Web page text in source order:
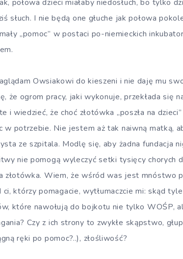
połowa dzieci miałaby niedosłuch, bo tylko
słuch. I nie będą one głuche jak połowa
„pomoc” w postaci po-niemieckich
Owsiakowi do kieszeni i nie daję mu
że ogrom pracy, jaki wykonuje, przekłada się
i wiedzieć, że choć złotówka „poszła na
w potrzebie. Nie jestem aż tak naiwną matką,
ze szpitala. Modlę się, aby żadna fundacja
nie pomogą wyleczyć setki tysięcy chorych
złotówka. Wiem, że wśród was jest mnóstwo
ci, którzy pomagacie, wytłumaczcie mi: skąd
które nawołują do bojkotu nie tylko WOŚP,
Czy z ich strony to zwykłe skąpstwo,
ręki po pomoc?..), złośliwość?